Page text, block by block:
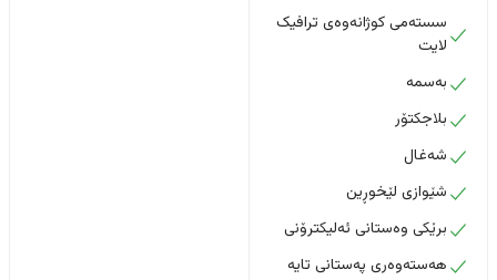
سستەمی کوژانەوەی ترافیک
لایت
بەسمە
بلاجکتۆر
شەغال
شێوازی لێخوڕین
برێکی وەستانی ئەلیکترۆنی
هەستەوەری پەستانی تایە